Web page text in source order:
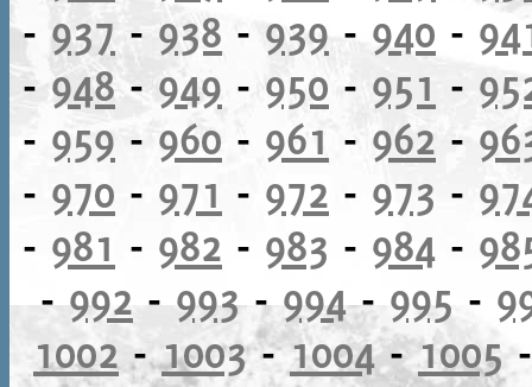
- 937 -938 - 939 - 940 -
- 948-949 - 950 - 951 -
- 959 - 960 - 961 - 962 -
- 970 - 971 - 972 - 973 -
- 981 - 982 - 983 - 984 -
-992 -993- 994- 995 -
1002 -1003-1004-1005